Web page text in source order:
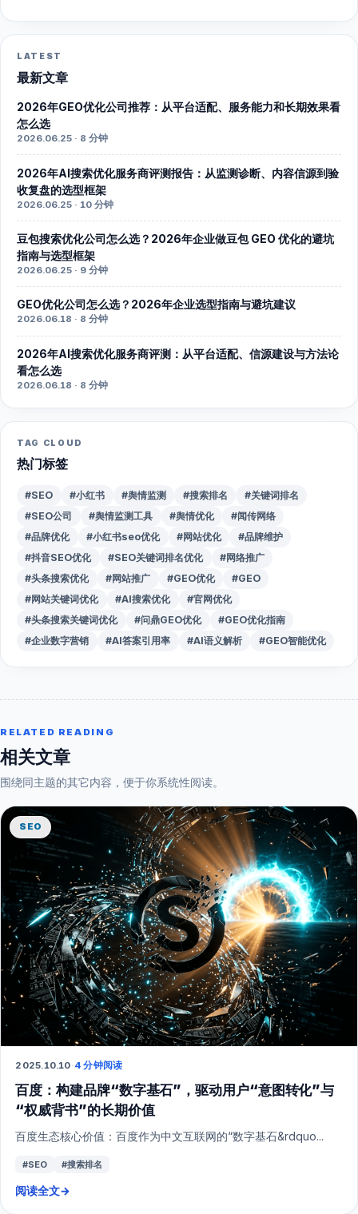
LATEST
最新文章
2026年GEO优化公司推荐：从平台适配、服务能力和长期效果看
怎么选
2026.06.25 · 8 分钟
2026年AI搜索优化服务商评测报告：从监测诊断、内容信源到验
收复盘的选型框架
2026.06.25 · 10 分钟
豆包搜索优化公司怎么选？2026年企业做豆包 GEO 优化的避坑
指南与选型框架
2026.06.25 · 9 分钟
GEO优化公司怎么选？2026年企业选型指南与避坑建议
2026.06.18 · 8 分钟
2026年AI搜索优化服务商评测：从平台适配、信源建设与方法论
看怎么选
2026.06.18 · 8 分钟
TAG CLOUD
热门标签
#SEO #小红书 #舆情监测 #搜索排名
#关键词排名
#SEO公司
#舆情监测工具 #舆情优化
#闻传网络
#品牌优化
#小红书seo优化 #网站优化
#品牌维护
#抖音SEO优化
#SEO关键词排名优化
#网络推广
#头条搜索优化
#网站推广 #GEO优化
#GEO
#网站关键词优化
#AI搜索优化
#官网优化
#头条搜索关键词优化
#问鼎GEO优化
#GEO优化指南
#企业数字营销
#AI答案引用率 #AI语义解析 #GEO智能优化
RELATED READING
相关文章
围绕同主题的其它内容，便于你系统性阅读。
SEO
2025.10.10·4 分钟阅读
百度：构建品牌“数字基石”，驱动用户“意图转化”与
“权威背书”的长期价值
百度生态核心价值：百度作为中文互联网的“数字基石&rdquo...
#SEO #搜索排名
阅读全文→